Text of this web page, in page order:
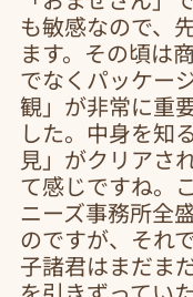
も敏感なので、
ます。その頃は
でなくパッケー
観」が非常に重
した。中身を知
見」がクリアさ
て感じですね。
ニーズ事務所全
のですが、それ
子諸君はまだま